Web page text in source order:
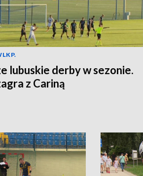
lubuskie derby w sezonie.
z Cariną